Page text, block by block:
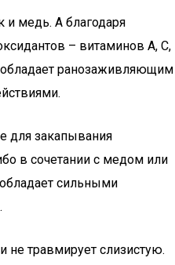
и медь. А благодаря
– витаминов А, С,
обладает ранозаживляющим
для закапывания
в сочетании с медом или
сильными
травмирует слизистую.